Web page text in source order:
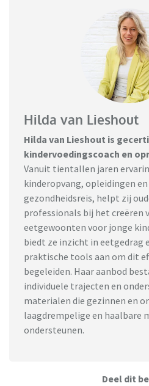
Hilda van Lieshout
Hilda van Lieshout is
kindervoedingscoach en
Vanuit tientallen jaren
kinderopvang, opleidingen
gezondheidsreis, helpt zij
professionals bij het creëren
eetgewoonten voor jonge
biedt ze inzicht in eetgedrag
praktische tools aan om dit
begeleiden. Haar aanbod
individuele trajecten en
materialen die gezinnen en
laagdrempelige en haalbare
ondersteunen.
Deel dit